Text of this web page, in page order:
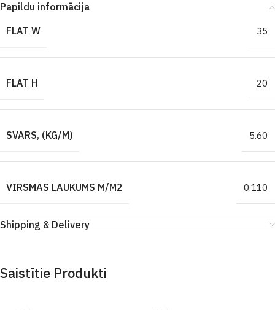
Papildu informācija
FLAT W
35
FLAT H 20
SVARS, (KG/M) 5.60
VIRSMAS LAUKUMS M/M2 0.110
Shipping & Delivery
Saistītie Produkti